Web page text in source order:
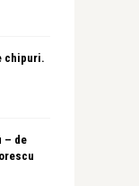
chipuri.
– de